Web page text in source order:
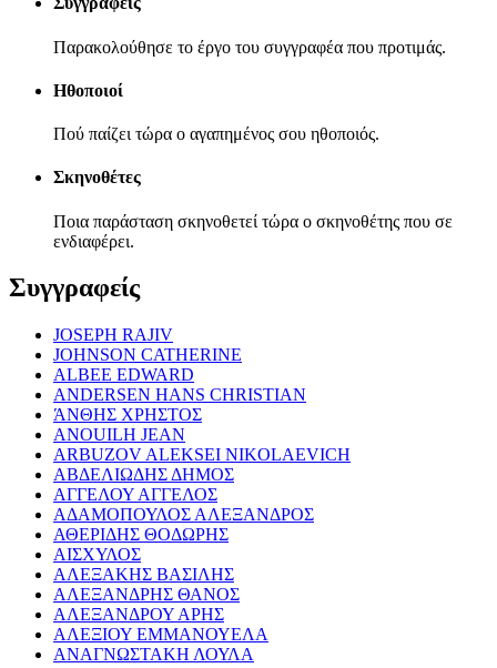
Παρακολούθησε το έργο του συγγραφέα που προτιμάς.
Ηθοποιοί
Πού παίζει τώρα ο αγαπημένος σου ηθοποιός.
Σκηνοθέτες
Ποια παράσταση σκηνοθετεί τώρα ο σκηνοθέτης που σε
ενδιαφέρει.
Συγγραφείς
JOSEPH RAJIV
JOHNSON CATHERINE
ALBEE EDWARD
ANDERSEN HANS CHRISTIAN
ΆΝΘΗΣ ΧΡΗΣΤΟΣ
ANOUILH JEAN
ARBUZOV ALEKSEI NIKOLAEVICH
ΑΒΔΕΛΙΩΔΗΣ ΔΗΜΟΣ
ΑΓΓΕΛΟΥ ΑΓΓΕΛΟΣ
ΑΔΑΜΟΠΟΥΛΟΣ ΑΛΕΞΑΝΔΡΟΣ
ΑΘΕΡΙΔΗΣ ΘΟΔΩΡΗΣ
ΑΙΣΧΥΛΟΣ
ΑΛΕΞΑΚΗΣ ΒΑΣΙΛΗΣ
ΑΛΕΞΑΝΔΡΗΣ ΘΑΝΟΣ
ΑΛΕΞΑΝΔΡΟΥ ΑΡΗΣ
ΑΛΕΞΙΟΥ ΕΜΜΑΝΟΥΕΛΑ
ΑΝΑΓΝΩΣΤΑΚΗ ΛΟΥΛΑ